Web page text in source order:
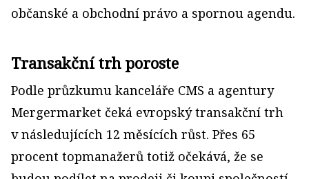
občanské a obchodní právo a spornou agendu.
Transakční trh poroste
Podle průzkumu kanceláře CMS a agentury
Mergermarket čeká evropský transakční trh
v následujících 12 měsících růst. Přes 65
procent topmanažerů totiž očekává, že se